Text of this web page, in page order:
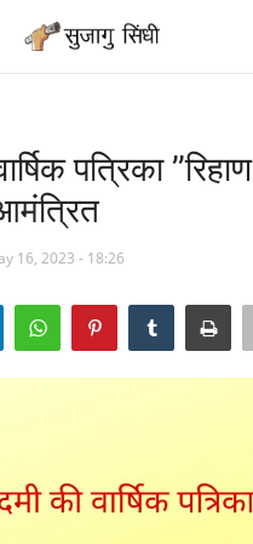
पत्रिका
16, 2023 - 18:26